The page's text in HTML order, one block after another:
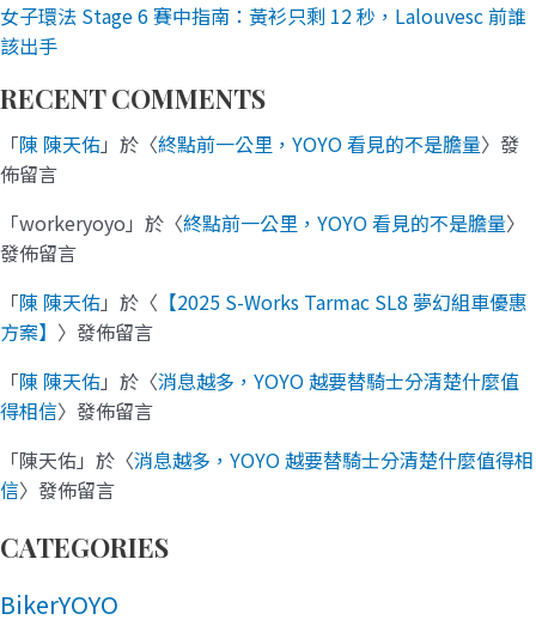
女子環法 Stage 6 賽中指南：黃衫只剩 12 秒，Lalouvesc 前誰
該出手
RECENT COMMENTS
「陳 陳天佑」於〈終點前一公里，YOYO 看見的不是膽量〉發
佈留言
「workeryoyo 」於〈終點前一公里，YOYO 看見的不是膽量〉
發佈留言
「陳 陳天佑」於〈 【2025 S-Works Tarmac SL8 夢幻組車優惠
方案】 〉發佈留言
「陳 陳天佑」於〈消息越多，YOYO 越要替騎士分清楚什麼值
得相信〉發佈留言
「陳天佑」於〈消息越多，YOYO 越要替騎士分清楚什麼值得相
信〉發佈留言
CATEGORIES
BikerYOYO